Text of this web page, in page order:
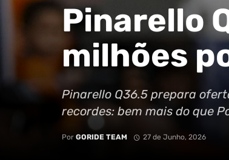
Pinarello
milhões
Pinarello Q36.5 prepara
recordes: bem mais do que
Por GORIDE TEAM 27 de Junho, 2026